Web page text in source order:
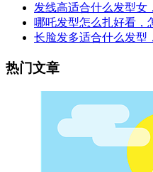
发线高适合什么发型女
哪吒发型怎么扎好看，
长脸发多适合什么发型
热门文章